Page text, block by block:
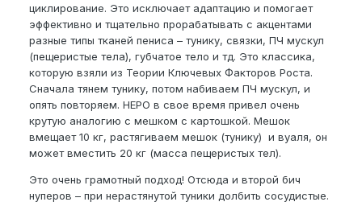
циклирование. Это исключает адаптацию и помогает
эффективно и тщательно прорабатывать с акцентами
разные типы тканей пениса – тунику, связки, ПЧ мускул
(пещеристые тела), губчатое тело и тд. Это классика,
которую взяли из Теории Ключевых Факторов Роста.
Сначала тянем тунику, потом набиваем ПЧ мускул, и
опять повторяем. НЕРО в свое время привел очень
крутую аналогию с мешком с картошкой. Мешок
вмещает 10 кг, растягиваем мешок (тунику) и вуаля, он
может вместить 20 кг (масса пещеристых тел).
Это очень грамотный подход! Отсюда и второй бич
нуперов – при нерастянутой туники долбить сосудистые.